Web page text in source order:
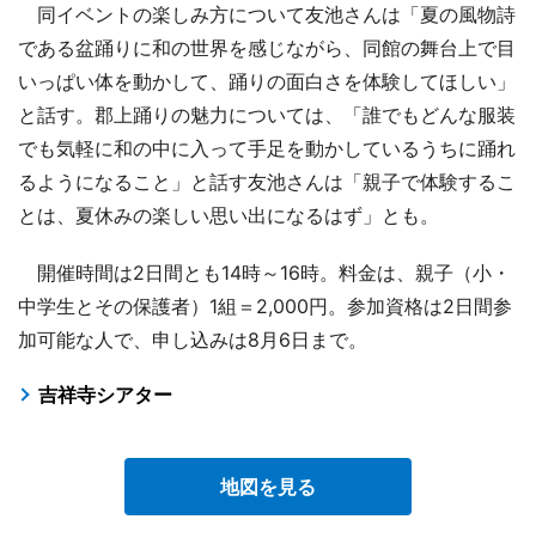
同イベントの楽しみ方について友池さんは「夏の風物詩
である盆踊りに和の世界を感じながら、同館の舞台上で目
いっぱい体を動かして、踊りの面白さを体験してほしい」
と話す。郡上踊りの魅力については、「誰でもどんな服装
でも気軽に和の中に入って手足を動かしているうちに踊れ
るようになること」と話す友池さんは「親子で体験するこ
とは、夏休みの楽しい思い出になるはず」とも。
開催時間は2日間とも14時～16時。料金は、親子（小・
中学生とその保護者）1組＝2,000円。参加資格は2日間参
加可能な人で、申し込みは8月6日まで。
吉祥寺シアター
地図を見る